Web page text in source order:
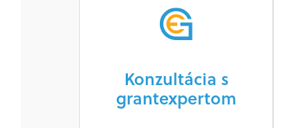
Konzultácia s
grantexpertom